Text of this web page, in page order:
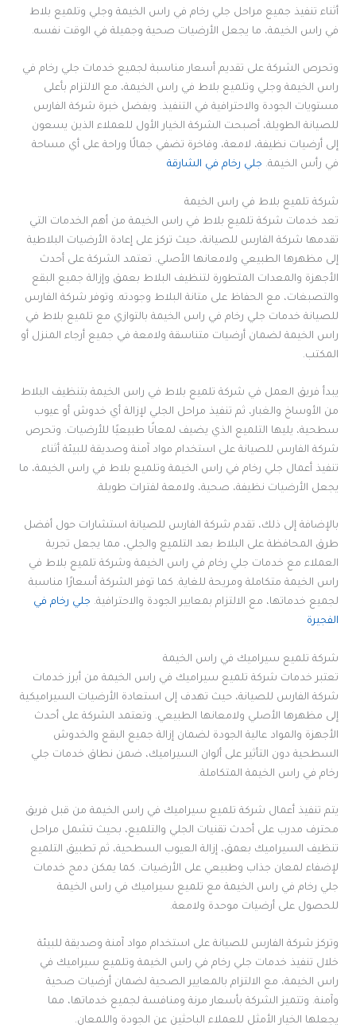
أثناء تنفيذ جميع مراحل جلي رخام في راس الخيمة وجلي وتلميع بلاط
في راس الخيمة، ما يجعل الأرضيات صحية وجميلة في الوقت نفسه.
وتحرص الشركة على تقديم أسعار مناسبة لجميع خدمات جلي رخام في
راس الخيمة وجلي وتلميع بلاط في راس الخيمة، مع الالتزام بأعلى
مستويات الجودة والاحترافية في التنفيذ. وبفضل خبرة شركة الفارس
للصيانة الطويلة، أصبحت الشركة الخيار الأول للعملاء الذين يسعون
إلى أرضيات نظيفة، لامعة، وفاخرة تضفي جمالًا وراحة على أي مساحة
في رأس الخيمة. جلي رخام في الشارقة
شركة تلميع بلاط في راس الخيمة
تعد خدمات شركة تلميع بلاط في راس الخيمة من أهم الخدمات التي
تقدمها شركة الفارس للصيانة، حيث تركز على إعادة الأرضيات البلاطية
إلى مظهرها الطبيعي ولامعانها الأصلي. تعتمد الشركة على أحدث
الأجهزة والمعدات المتطورة لتنظيف البلاط بعمق وإزالة جميع البقع
والتصبغات، مع الحفاظ على متانة البلاط وجودته. وتوفر شركة الفارس
للصيانة خدمات جلي رخام في راس الخيمة بالتوازي مع تلميع بلاط في
راس الخيمة لضمان أرضيات متناسقة ولامعة في جميع أرجاء المنزل أو
المكتب.
يبدأ فريق العمل في شركة تلميع بلاط في راس الخيمة بتنظيف البلاط
من الأوساخ والغبار، ثم تنفيذ مراحل الجلي لإزالة أي خدوش أو عيوب
سطحية، يليها التلميع الذي يضيف لمعانًا طبيعيًا للأرضيات. وتحرص
شركة الفارس للصيانة على استخدام مواد آمنة وصديقة للبيئة أثناء
تنفيذ أعمال جلي رخام في راس الخيمة وتلميع بلاط في راس الخيمة، ما
يجعل الأرضيات نظيفة، صحية، ولامعة لفترات طويلة.
بالإضافة إلى ذلك، تقدم شركة الفارس للصيانة استشارات حول أفضل
طرق المحافظة على البلاط بعد التلميع والجلي، مما يجعل تجربة
العملاء مع خدمات جلي رخام في راس الخيمة وشركة تلميع بلاط في
راس الخيمة متكاملة ومريحة للغاية. كما توفر الشركة أسعارًا مناسبة
لجميع خدماتها، مع الالتزام بمعايير الجودة والاحترافية. جلي رخام في
الفجيرة
شركة تلميع سيراميك في راس الخيمة
تعتبر خدمات شركة تلميع سيراميك في راس الخيمة من أبرز خدمات
شركة الفارس للصيانة، حيث تهدف إلى استعادة الأرضيات السيراميكية
إلى مظهرها الأصلي ولامعانها الطبيعي. وتعتمد الشركة على أحدث
الأجهزة والمواد عالية الجودة لضمان إزالة جميع البقع والخدوش
السطحية دون التأثير على ألوان السيراميك، ضمن نطاق خدمات جلي
رخام في راس الخيمة المتكاملة.
يتم تنفيذ أعمال شركة تلميع سيراميك في راس الخيمة من قبل فريق
محترف مدرب على أحدث تقنيات الجلي والتلميع، بحيث تشمل مراحل
تنظيف السيراميك بعمق، إزالة العيوب السطحية، ثم تطبيق التلميع
لإضفاء لمعان جذاب وطبيعي على الأرضيات. كما يمكن دمج خدمات
جلي رخام في راس الخيمة مع تلميع سيراميك في راس الخيمة
للحصول على أرضيات موحدة ولامعة.
وتركز شركة الفارس للصيانة على استخدام مواد آمنة وصديقة للبيئة
خلال تنفيذ خدمات جلي رخام في راس الخيمة وتلميع سيراميك في
راس الخيمة، مع الالتزام بالمعايير الصحية لضمان أرضيات صحية
وآمنة. وتتميز الشركة بأسعار مرنة ومنافسة لجميع خدماتها، مما
يجعلها الخيار الأمثل للعملاء الباحثين عن الجودة واللمعان.